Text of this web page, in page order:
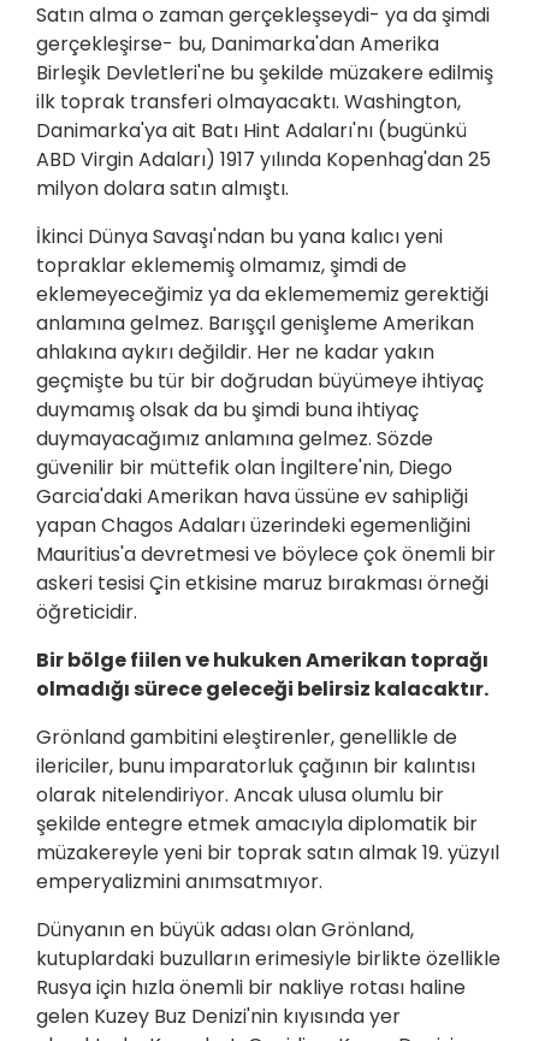
Satın alma o zaman gerçekleşseydi- ya da şimdi
gerçekleşirse- bu, Danimarka'dan Amerika
Birleşik Devletleri'ne bu şekilde müzakere edilmiş
ilk toprak transferi olmayacaktı. Washington,
Danimarka'ya ait Batı Hint Adaları'nı (bugünkü
ABD Virgin Adaları) 1917 yılında Kopenhag'dan 25
milyon dolara satın almıştı.
İkinci Dünya Savaşı'ndan bu yana kalıcı yeni
topraklar eklememiş olmamız, şimdi de
eklemeyeceğimiz ya da eklemememiz gerektiği
anlamına gelmez. Barışçıl genişleme Amerikan
ahlakına aykırı değildir. Her ne kadar yakın
geçmişte bu tür bir doğrudan büyümeye ihtiyaç
duymamış olsak da bu şimdi buna ihtiyaç
duymayacağımız anlamına gelmez. Sözde
güvenilir bir müttefik olan İngiltere'nin, Diego
Garcia'daki Amerikan hava üssüne ev sahipliği
yapan Chagos Adaları üzerindeki egemenliğini
Mauritius'a devretmesi ve böylece çok önemli bir
askeri tesisi Çin etkisine maruz bırakması örneği
öğreticidir.
Bir bölge fiilen ve hukuken Amerikan toprağı
olmadığı sürece geleceği belirsiz kalacaktır.
Grönland gambitini eleştirenler, genellikle de
ilericiler, bunu imparatorluk çağının bir kalıntısı
olarak nitelendiriyor. Ancak ulusa olumlu bir
şekilde entegre etmek amacıyla diplomatik bir
müzakereyle yeni bir toprak satın almak 19. yüzyıl
emperyalizmini anımsatmıyor.
Dünyanın en büyük adası olan Grönland,
kutuplardaki buzulların erimesiyle birlikte özellikle
Rusya için hızla önemli bir nakliye rotası haline
gelen Kuzey Buz Denizi'nin kıyısında yer